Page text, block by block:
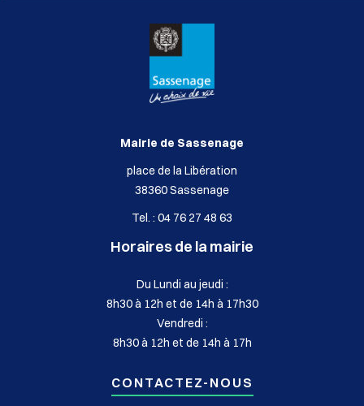
Mairie de Sassenage
place de la Libération
38360 Sassenage
Tel. : 04 76 27 48 63
Horaires de la mairie
Du Lundi au jeudi :
8h30 à 12h et de 14h à 17h30
Vendredi :
8h30 à 12h et de 14h à 17h
CONTACTEZ-NOUS